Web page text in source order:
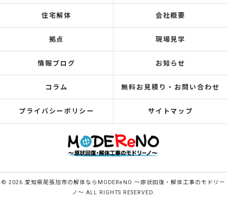
住宅解体 会社概要
拠点 現場見学
情報ブログ お知らせ
コラム 無料お見積り・お問い合わせ
プライバシーポリシー サイトマップ
© 2026 愛知県尾張旭市の解体ならMODEReNO ～原状回復・解体工事のモドリー
ノ～ ALL RIGHTS RESERVED.